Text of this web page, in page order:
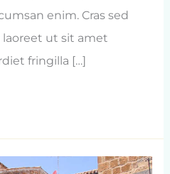
enim. Cras sed
ut sit amet
fringilla […]